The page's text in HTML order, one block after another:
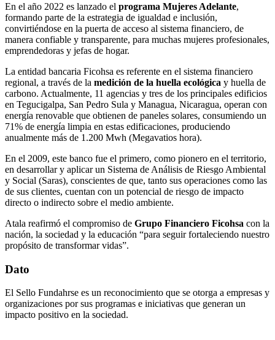
En el año 2022 es lanzado el programa Mujeres Adelante,
formando parte de la estrategia de igualdad e inclusión,
convirtiéndose en la puerta de acceso al sistema financiero, de
manera confiable y transparente, para muchas mujeres profesionales,
emprendedoras y jefas de hogar.
La entidad bancaria Ficohsa es referente en el sistema financiero
regional, a través de la medición de la huella ecológica y huella de
carbono. Actualmente, 11 agencias y tres de los principales edificios
en Tegucigalpa, San Pedro Sula y Managua, Nicaragua, operan con
energía renovable que obtienen de paneles solares, consumiendo un
71% de energía limpia en estas edificaciones, produciendo
anualmente más de 1.200 Mwh (Megavatios hora).
En el 2009, este banco fue el primero, como pionero en el territorio,
en desarrollar y aplicar un Sistema de Análisis de Riesgo Ambiental
y Social (Saras), conscientes de que, tanto sus operaciones como las
de sus clientes, cuentan con un potencial de riesgo de impacto
directo o indirecto sobre el medio ambiente.
Atala reafirmó el compromiso de Grupo Financiero Ficohsa con la
nación, la sociedad y la educación “para seguir fortaleciendo nuestro
propósito de transformar vidas”.
Dato
El Sello Fundahrse es un reconocimiento que se otorga a empresas y
organizaciones por sus programas e iniciativas que generan un
impacto positivo en la sociedad.